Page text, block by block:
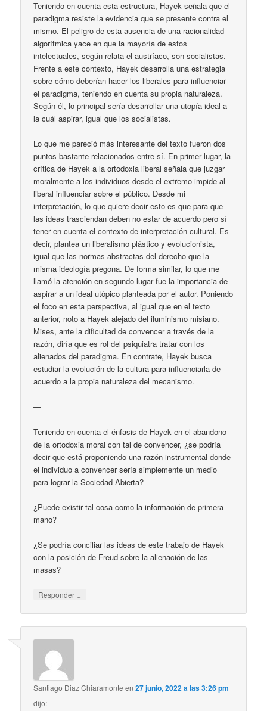
Teniendo en cuenta esta estructura, Hayek señala que el
paradigma resiste la evidencia que se presente contra el
mismo. El peligro de esta ausencia de una racionalidad
algorítmica yace en que la mayoría de estos
intelectuales, según relata el austríaco, son socialistas.
Frente a este contexto, Hayek desarrolla una estrategia
sobre cómo deberían hacer los liberales para influenciar
el paradigma, teniendo en cuenta su propia naturaleza.
Según él, lo principal sería desarrollar una utopía ideal a
la cuál aspirar, igual que los socialistas.
Lo que me pareció más interesante del texto fueron dos
puntos bastante relacionados entre sí. En primer lugar, la
crítica de Hayek a la ortodoxia liberal señala que juzgar
moralmente a los individuos desde el extremo impide al
liberal influenciar sobre el público. Desde mi
interpretación, lo que quiere decir esto es que para que
las ideas trasciendan deben no estar de acuerdo pero sí
tener en cuenta el contexto de interpretación cultural. Es
decir, plantea un liberalismo plástico y evolucionista,
igual que las normas abstractas del derecho que la
misma ideología pregona. De forma similar, lo que me
llamó la atención en segundo lugar fue la importancia de
aspirar a un ideal utópico planteada por el autor. Poniendo
el foco en esta perspectiva, al igual que en el texto
anterior, noto a Hayek alejado del iluminismo misiano.
Mises, ante la dificultad de convencer a través de la
razón, diría que es rol del psiquiatra tratar con los
alienados del paradigma. En contrate, Hayek busca
estudiar la evolución de la cultura para influenciarla de
acuerdo a la propia naturaleza del mecanismo.
—
Teniendo en cuenta el énfasis de Hayek en el abandono
de la ortodoxia moral con tal de convencer, ¿se podría
decir que está proponiendo una razón instrumental donde
el individuo a convencer sería simplemente un medio
para lograr la Sociedad Abierta?
¿Puede existir tal cosa como la información de primera
mano?
¿Se podría conciliar las ideas de este trabajo de Hayek
con la posición de Freud sobre la alienación de las
masas?
Responder ↓
Santiago Diaz Chiaramonte en27 junio, 2022 a las 3:26 pm
dijo: